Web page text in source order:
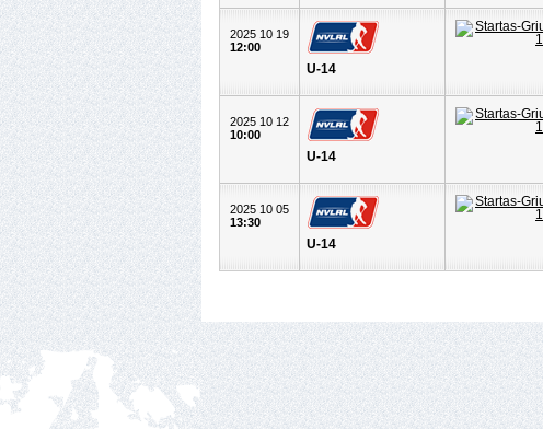
2025 10 19
12:00
U-14
2025 10 12
10:00
U-14
2025 10 05
13:30
U-14